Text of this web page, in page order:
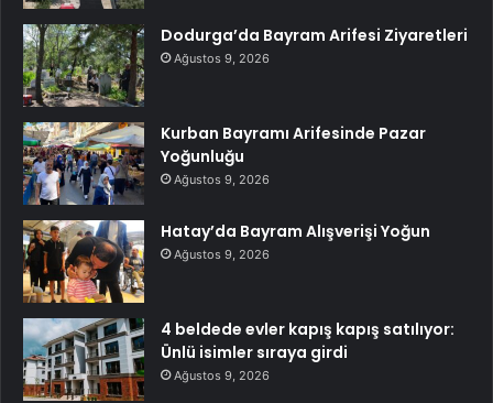
Dodurga’da Bayram Arifesi Ziyaretleri
Ağustos 9, 2026
Kurban Bayramı Arifesinde Pazar
Yoğunluğu
Ağustos 9, 2026
Hatay’da Bayram Alışverişi Yoğun
Ağustos 9, 2026
4 beldede evler kapış kapış satılıyor:
Ünlü isimler sıraya girdi
Ağustos 9, 2026